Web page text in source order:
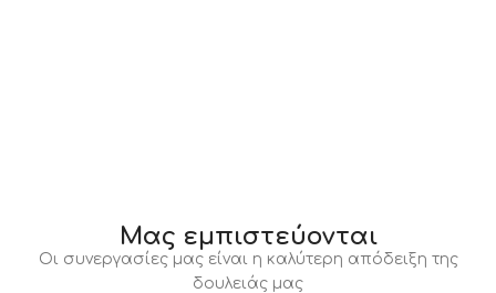
Μας εμπιστεύονται
Οι συνεργασίες μας είναι η καλύτερη απόδειξη της
δουλειάς μας